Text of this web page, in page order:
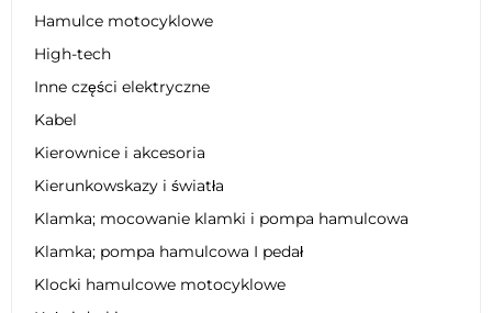
Hamulce motocyklowe
High-tech
Inne części elektryczne
Kabel
Kierownice i akcesoria
Kierunkowskazy i światła
Klamka; mocowanie klamki i pompa hamulcowa
Klamka; pompa hamulcowa I pedał
Klocki hamulcowe motocyklowe